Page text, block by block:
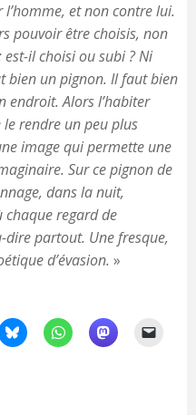
et non contre lui.
pouvoir être choisis, non
il choisi ou subi ? Ni
bien un pignon. Il faut bien
endroit. Alors l’habiter
le rendre un peu plus
image qui permette une
Sur ce pignon de
dans la nuit,
chaque regard de
dire partout. Une fresque,
d’évasion. »